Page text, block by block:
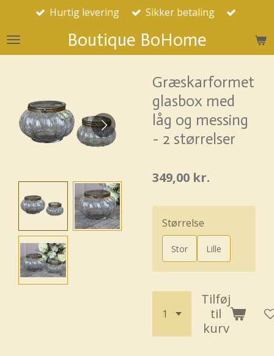
Spring
hovedindhold Boutique BoHome
Hurtig levering Sikker betaling
Græskarformet
glasbox med
låg og messing
- 2 størrelser
349,00 kr.
Størrelse
Stor Lille
Tilføj
til
kurv